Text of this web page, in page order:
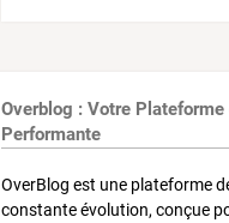
Overblog : Votre
Performante
OverBlog est une plateforme
constante évolution, conçue